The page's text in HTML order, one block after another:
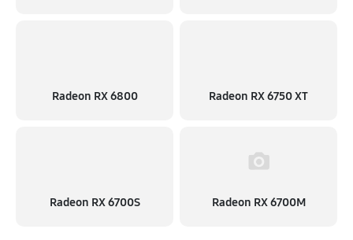
Radeon RX 6800 Radeon RX 6750 XT
Radeon RX 6700S Radeon RX 6700M